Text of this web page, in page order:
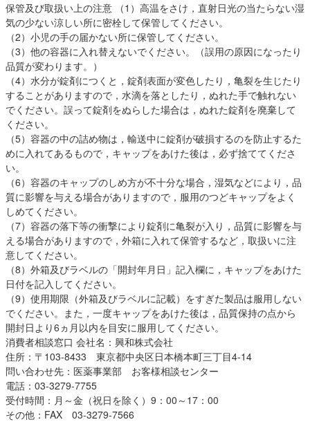
保管及び取扱い上の注意 （1）高温をさけ，直射日光の当たらない湿
気の少ない涼しい所に密栓して保管してください。
（2）小児の手の届かない所に保管してください。
（3）他の容器に入れ替えないでください。（誤用の原因になったり
品質が変わります。）
（4）水分が錠剤につくと，錠剤表面が変色したり，亀裂を生じたり
することがありますので，水滴を落としたり，ぬれた手で触れない
でください。誤って錠剤をぬらした場合は，ぬれた錠剤を廃棄して
ください。
（5）容器の中の詰め物は，輸送中に錠剤が破損するのを防止するた
めに入れてあるもので，キャップをあけた後は，必ず捨ててくださ
い。
（6）容器のキャップのしめ方が不十分な場合，湿気などにより，品
質に影響を与える場合がありますので，服用のつどキャップをよく
しめてください。
（7）容器の落下等の衝撃により錠剤に亀裂が入り，品質に影響を与
える場合がありますので，外箱に入れて保管するなど，取扱いに注
意してください。
（8）外箱及びラベルの「開封年月日」記入欄に，キャップをあけた
日付を記入してください。
（9）使用期限（外箱及びラベルに記載）をすぎた製品は服用しない
でください。また，一度キャップをあけた後は，品質保持の点から
開封日より6ヵ月以内を目安に服用してください。
消費者相談窓口 会社名：興和株式会社
住所：〒103-8433 東京都中央区日本橋本町三丁目4-14
問い合わせ先：医薬事業部 お客様相談センター
電話：03-3279-7755
受付時間：月～金（祝日を除く）9：00～17：00
その他：FAX 03-3279-7566